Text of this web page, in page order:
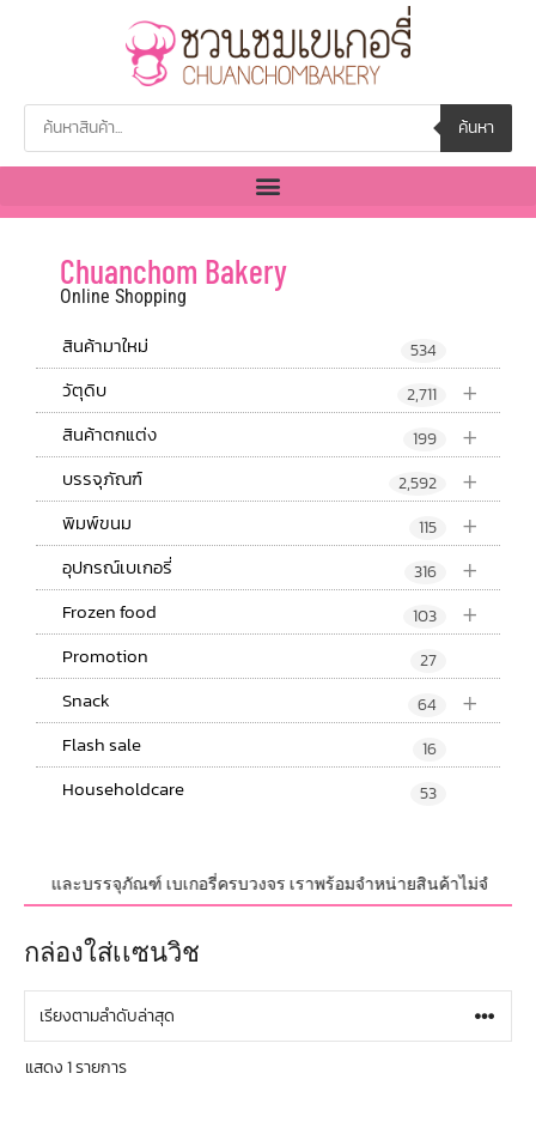
ค้นหา
Chuanchom Bakery
Online Shopping
สินค้ามาใหม่ 534
+
วัตุดิบ 2,711
+
สินค้าตกแต่ง 199
+
บรรจุภัณฑ์ 2,592
+
พิมพ์ขนม 115
+
อุปกรณ์เบเกอรี่ 316
+
Frozen food 103
Promotion 27
+
Snack 64
Flash sale 16
Householdcare 53
รณ์ และบรรจุภัณฑ์ เบเกอรี่ครบวงจร เราพร้อมจำหน่ายสินค้าไม่จำกัดจ
กล่องใส่เเซนวิช
แสดง 1 รายการ